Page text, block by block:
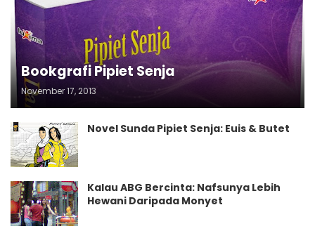
Bookgrafi Pipiet Senja
November 17, 2013
Novel Sunda Pipiet Senja: Euis & Butet
Kalau ABG Bercinta: Nafsunya Lebih
Hewani Daripada Monyet